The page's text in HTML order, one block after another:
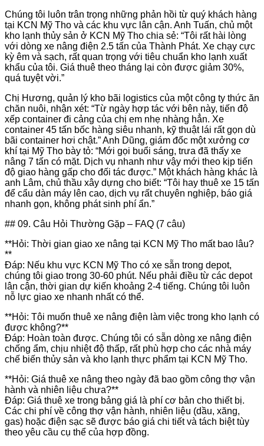
Chúng tôi luôn trân trọng những phản hồi từ quý khách hàng
tại KCN Mỹ Tho và các khu vực lân cận. Anh Tuấn, chủ một
kho lạnh thủy sản ở KCN Mỹ Tho chia sẻ: “Tôi rất hài lòng
với dòng xe nâng điện 2.5 tấn của Thành Phát. Xe chạy cực
kỳ êm và sạch, rất quan trọng với tiêu chuẩn kho lạnh xuất
khẩu của tôi. Giá thuê theo tháng lại còn được giảm 30%,
quá tuyệt vời.”
Chị Hương, quản lý kho bãi logistics của một công ty thức ăn
chăn nuôi, nhận xét: “Từ ngày hợp tác với bên này, tiến độ
xếp container đi cảng của chị em nhẹ nhàng hẳn. Xe
container 45 tấn bốc hàng siêu nhanh, kỹ thuật lái rất gọn dù
bãi container hơi chật.” Anh Dũng, giám đốc một xưởng cơ
khí tại Mỹ Tho bày tỏ: “Mới gọi buổi sáng, trưa đã thấy xe
nâng 7 tấn có mặt. Dịch vụ nhanh như vậy mới theo kịp tiến
độ giao hàng gấp cho đối tác được.” Một khách hàng khác là
anh Lâm, chủ thầu xây dựng cho biết: “Tôi hay thuê xe 15 tấn
để cẩu dàn máy lên cao, dịch vụ rất chuyên nghiệp, báo giá
nhanh gọn, không phát sinh phí ẩn.”
## 09. Câu Hỏi Thường Gặp – FAQ (7 câu)
**Hỏi: Thời gian giao xe nâng tại KCN Mỹ Tho mất bao lâu?
**
Đáp: Nếu khu vực KCN Mỹ Tho có xe sẵn trong depot,
chúng tôi giao trong 30-60 phút. Nếu phải điều từ các depot
lân cận, thời gian dự kiến khoảng 2-4 tiếng. Chúng tôi luôn
nỗ lực giao xe nhanh nhất có thể.
**Hỏi: Tôi muốn thuê xe nâng điện làm việc trong kho lạnh có
được không?**
Đáp: Hoàn toàn được. Chúng tôi có sẵn dòng xe nâng điện
chống ẩm, chịu nhiệt độ thấp, rất phù hợp cho các nhà máy
chế biến thủy sản và kho lạnh thực phẩm tại KCN Mỹ Tho.
**Hỏi: Giá thuê xe nâng theo ngày đã bao gồm công thợ vận
hành và nhiên liệu chưa?**
Đáp: Giá thuê xe trong bảng giá là phí cơ bản cho thiết bị.
Các chi phí về công thợ vận hành, nhiên liệu (dầu, xăng,
gas) hoặc điện sạc sẽ được báo giá chi tiết và tách biệt tùy
theo yêu cầu cụ thể của hợp đồng.